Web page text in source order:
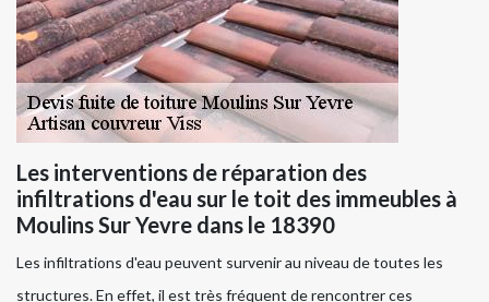
Les interventions de réparation des
infiltrations d'eau sur le toit des immeubles à
Moulins Sur Yevre dans le 18390
Les infiltrations d'eau peuvent survenir au niveau de toutes les
structures. En effet, il est très fréquent de rencontrer ces